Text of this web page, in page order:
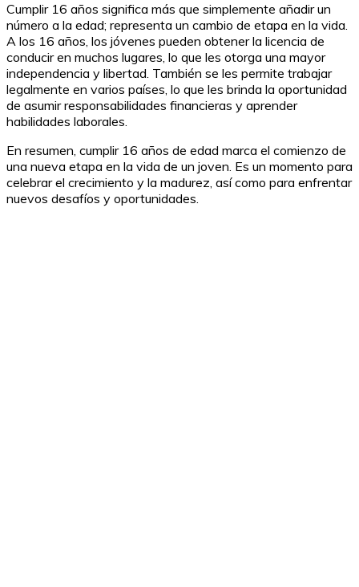
Cumplir 16 años significa más que simplemente añadir un
número a la edad; representa un cambio de etapa en la vida.
A los 16 años, los jóvenes pueden obtener la licencia de
conducir en muchos lugares, lo que les otorga una mayor
independencia y libertad. También se les permite trabajar
legalmente en varios países, lo que les brinda la oportunidad
de asumir responsabilidades financieras y aprender
habilidades laborales.
En resumen, cumplir 16 años de edad marca el comienzo de
una nueva etapa en la vida de un joven. Es un momento para
celebrar el crecimiento y la madurez, así como para enfrentar
nuevos desafíos y oportunidades.